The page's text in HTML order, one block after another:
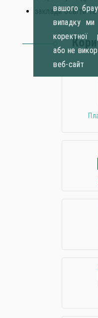
заклади освіти
вашого
випадку ми
коректної
або не
веб-сайт